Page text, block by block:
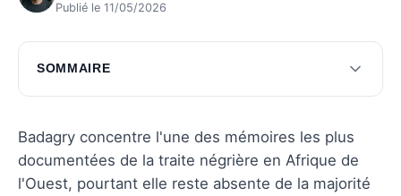
Publié le 11/05/2026
SOMMAIRE
L'histoire fascinante de Badagry
La richesse culturelle de Badagry
Questions fréquentes
Badagry concentre l'une des mémoires les plus
documentées de la traite négrière en Afrique de
l'Ouest, pourtant elle reste absente de la majorité